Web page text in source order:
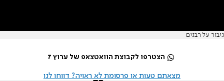
גיבור על רבנים
הצטרפו לקבוצת הוואטצאפ של ערוץ 7
מצאתם טעות או פרסומת לא ראויה? דווחו לנו